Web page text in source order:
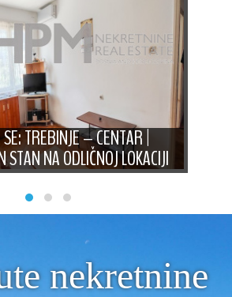
TREBINJE – CENTAR |
STAN NA ODLIČNOJ LOKACIJI
nekretnine